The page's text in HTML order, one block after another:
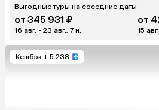
Выгодные туры на соседние даты
от 345 931 ₽
16 авг. - 23 авг., 7 н.
от
15
Кешбэк + 5 238